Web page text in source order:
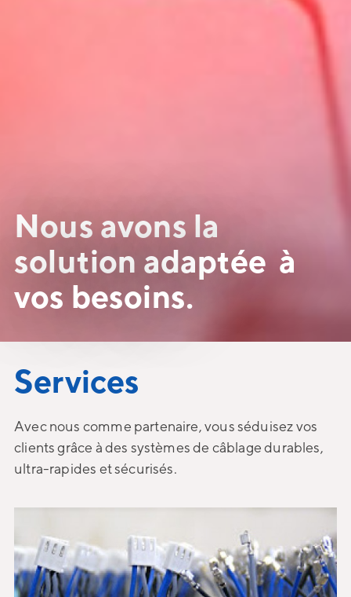
Nous avons la
solution adaptée à
vos besoins.
Services
Avec nous comme partenaire, vous séduisez vos
clients grâce à des systèmes de câblage durables,
ultra-rapides et sécurisés.